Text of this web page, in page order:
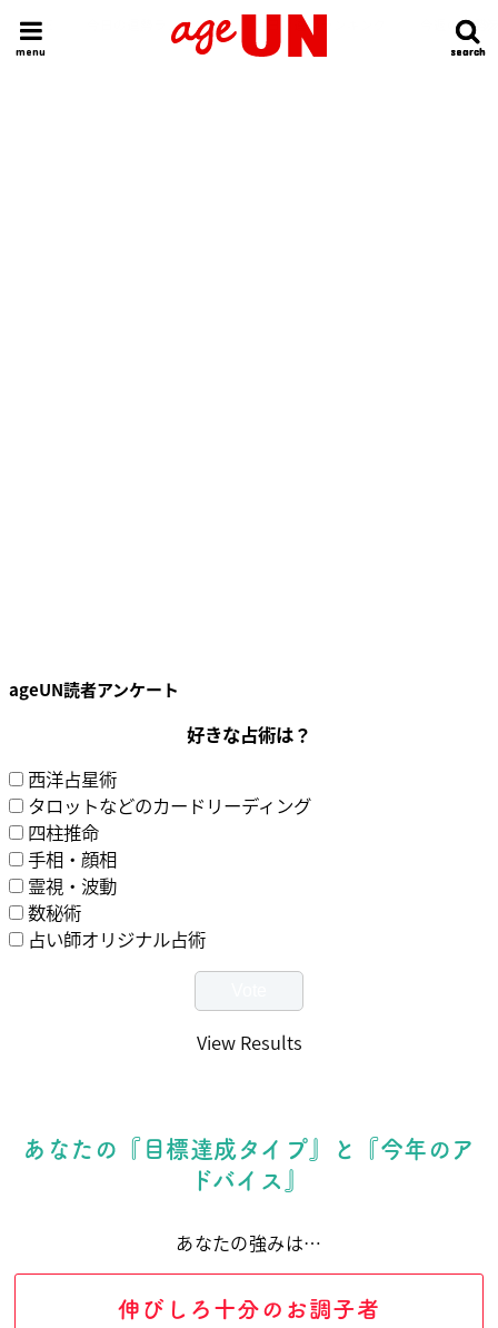
search
search
menu
HOME 今日の運勢ランキング 明日の運勢ランキング 今週の運勢
ageUN読者アンケート
好きな占術は？
西洋占星術
タロットなどのカードリーディング
四柱推命
手相・顔相
霊視・波動
数秘術
占い師オリジナル占術
View Results
あなたの『目標達成タイプ』と『今年のア
ドバイス』
あなたの強みは…
伸びしろ十分のお調子者